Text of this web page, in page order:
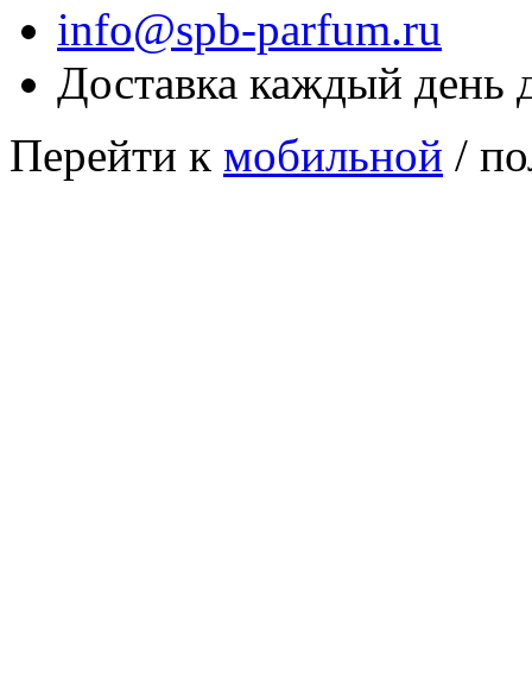
info@spb-parfum.ru
Доставка каждый день
Перейти к мобильной /